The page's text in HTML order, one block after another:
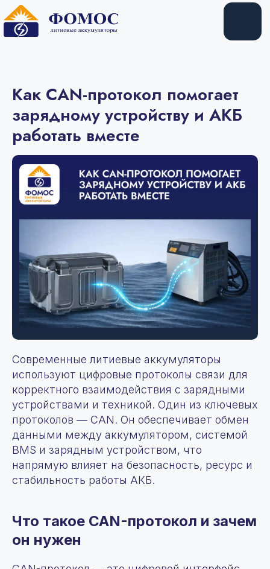
Купить Арендовать
Как CAN-протокол помогает
зарядному устройству и АКБ
работать вместе
Современные литиевые аккумуляторы
используют цифровые протоколы связи для
корректного взаимодействия с зарядными
устройствами и техникой. Один из ключевых
протоколов — CAN. Он обеспечивает обмен
данными между аккумулятором, системой
BMS и зарядным устройством, что
напрямую влияет на безопасность, ресурс и
стабильность работы АКБ.
Что такое CAN-протокол и зачем
он нужен